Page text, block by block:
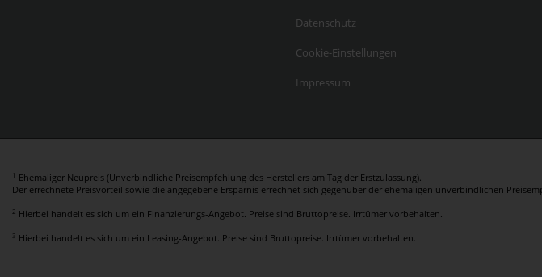
Datenschutz
Cookie-Einstellungen
Impressum
1 Ehemaliger Neupreis (Unverbindliche Preisempfehlung des Herstellers am Tag der Erstzulassung).
Der errechnete Preisvorteil sowie die angegebene Ersparnis errechnet sich gegenüber der ehemaligen unverbindlichen
2 Hierbei handelt es sich um ein Finanzierungs-Angebot. Preise sind Bruttopreise. Irrtümer vorbehalten.
3 Hierbei handelt es sich um ein Leasing-Angebot. Preise sind Bruttopreise. Irrtümer vorbehalten.